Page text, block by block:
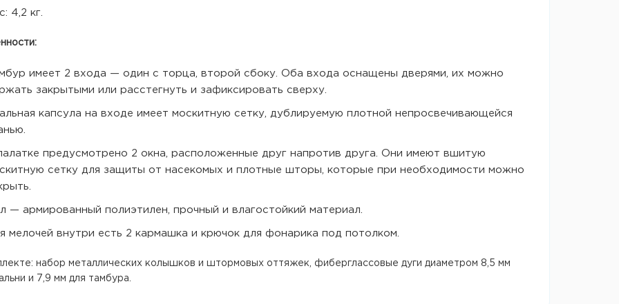
4,2 кг.
имеет 2 входа — один с торца, второй сбоку. Оба входа оснащены дверями, их можно
закрытыми или расстегнуть и зафиксировать сверху.
капсула на входе имеет москитную сетку, дублируемую плотной непросвечивающейся
предусмотрено 2 окна, расположенные друг напротив друга. Они имеют вшитую
сетку для защиты от насекомых и плотные шторы, которые при необходимости можно
— армированный полиэтилен, прочный и влагостойкий материал.
мелочей внутри есть 2 кармашка и крючок для фонарика под потолком.
набор металлических колышков и штормовых оттяжек, фиберглассовые дуги диаметром 8,5 мм
и 7,9 мм для тамбура.